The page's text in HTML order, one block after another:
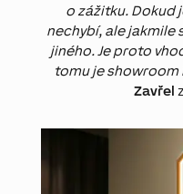
o zážitku. Dokud
nechybí, ale jakmile
jiného. Je proto
tomu je showroom
Zavřel